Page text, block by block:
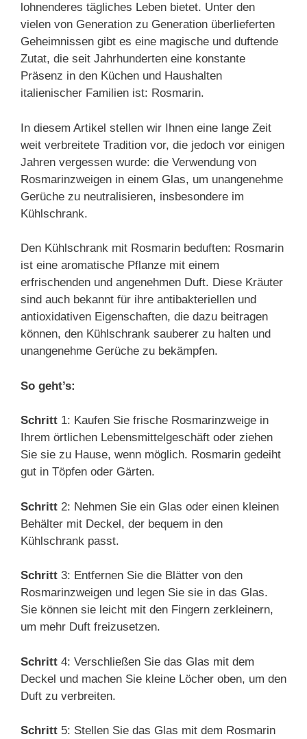
lohnenderes tägliches Leben bietet. Unter den
vielen von Generation zu Generation überlieferten
Geheimnissen gibt es eine magische und duftende
Zutat, die seit Jahrhunderten eine konstante
Präsenz in den Küchen und Haushalten
italienischer Familien ist: Rosmarin.
In diesem Artikel stellen wir Ihnen eine lange Zeit
weit verbreitete Tradition vor, die jedoch vor einigen
Jahren vergessen wurde: die Verwendung von
Rosmarinzweigen in einem Glas, um unangenehme
Gerüche zu neutralisieren, insbesondere im
Kühlschrank.
Den Kühlschrank mit Rosmarin beduften: Rosmarin
ist eine aromatische Pflanze mit einem
erfrischenden und angenehmen Duft. Diese Kräuter
sind auch bekannt für ihre antibakteriellen und
antioxidativen Eigenschaften, die dazu beitragen
können, den Kühlschrank sauberer zu halten und
unangenehme Gerüche zu bekämpfen.
So geht’s:
Schritt 1: Kaufen Sie frische Rosmarinzweige in
Ihrem örtlichen Lebensmittelgeschäft oder ziehen
Sie sie zu Hause, wenn möglich. Rosmarin gedeiht
gut in Töpfen oder Gärten.
Schritt 2: Nehmen Sie ein Glas oder einen kleinen
Behälter mit Deckel, der bequem in den
Kühlschrank passt.
Schritt 3: Entfernen Sie die Blätter von den
Rosmarinzweigen und legen Sie sie in das Glas.
Sie können sie leicht mit den Fingern zerkleinern,
um mehr Duft freizusetzen.
Schritt 4: Verschließen Sie das Glas mit dem
Deckel und machen Sie kleine Löcher oben, um den
Duft zu verbreiten.
Schritt 5: Stellen Sie das Glas mit dem Rosmarin